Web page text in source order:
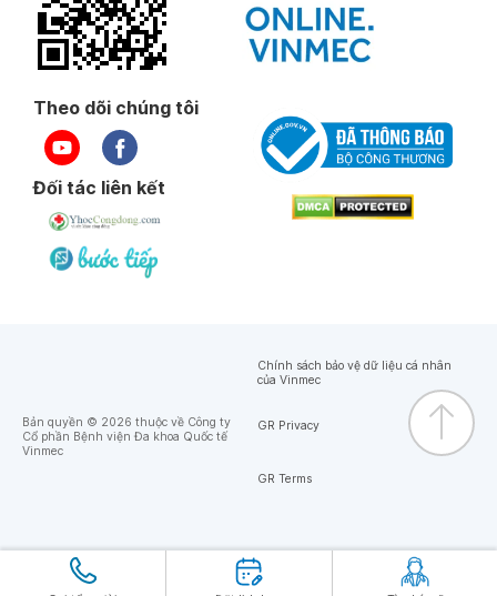
Theo dõi chúng tôi
Đối tác liên kết
Bản quyền © 2026 thuộc về Công ty
Cổ phần Bệnh viện Đa khoa Quốc tế
Vinmec
Chính sách bảo vệ dữ liệu cá nhân
của Vinmec
GR Privacy
GR Terms